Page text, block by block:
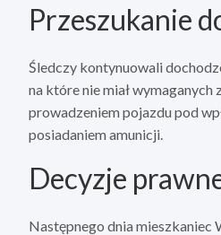
Przeszukanie
Śledczy kontynuowali
na które nie miał
prowadzeniem pojazdu pod
posiadaniem amunicji.
Decyzje
Następnego dnia mieszkaniec